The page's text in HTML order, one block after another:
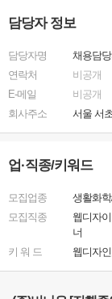
담당자 정보
담당자명
채용담
연락처
비공개
E-메일
비공개
회사주소
서울 서
업·직종/키워드
모집업종
생활화
모집직종
웹디자
너
키 워 드
웹디자